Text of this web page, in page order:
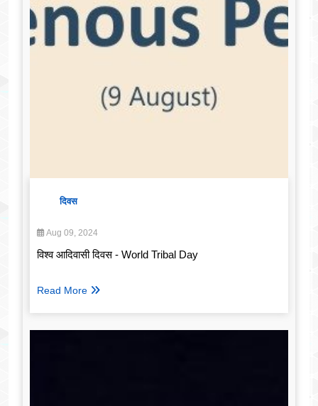
दिवस
Aug 09, 2024
विश्व आदिवासी दिवस - World Tribal Day
Read More